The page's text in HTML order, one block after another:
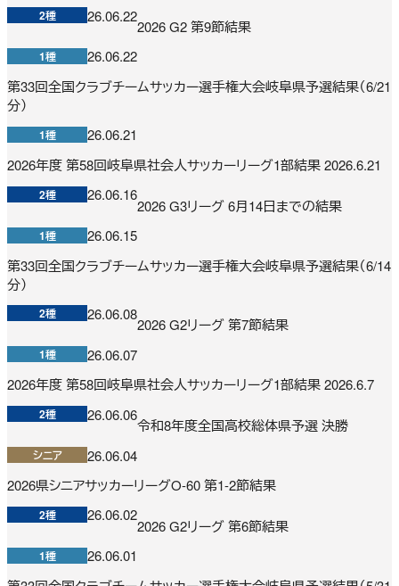
2種 26.06.22
2026 G2 第9節結果
1種
26.06.22
第33回全国クラブチームサッカー選手権大会岐阜県予選結果（6/21
分）
1種
26.06.21
2026年度 第58回岐阜県社会人サッカーリーグ1部結果 2026.6.21
2種 26.06.16
2026 G3リーグ 6月14日までの結果
1種
26.06.15
第33回全国クラブチームサッカー選手権大会岐阜県予選結果（6/14
分）
2種 26.06.08
2026 G2リーグ 第7節結果
1種
26.06.07
2026年度 第58回岐阜県社会人サッカーリーグ1部結果 2026.6.7
2種 26.06.06
令和8年度全国高校総体県予選 決勝
シニア
26.06.04
2026県シニアサッカーリーグO-60 第1-2節結果
2種 26.06.02
2026 G2リーグ 第6節結果
1種
26.06.01